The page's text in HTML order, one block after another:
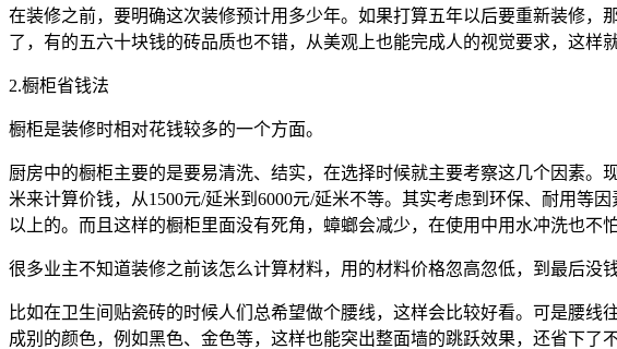
在装修之前，要明确这次装修预计用多少年。如果打算五年以后要重新装修
了，有的五六十块钱的砖品质也不错，从美观上也能完成人的视觉要求，这样
2.橱柜省钱法
橱柜是装修时相对花钱较多的一个方面。
厨房中的橱柜主要的是要易清洗、结实，在选择时候就主要考察这几个因素
米来计算价钱，从1500元/延米到6000元/延米不等。其实考虑到环保、耐用
以上的。而且这样的橱柜里面没有死角，蟑螂会减少，在使用中用水冲洗也不
很多业主不知道装修之前该怎么计算材料，用的材料价格忽高忽低，到最后没
比如在卫生间贴瓷砖的时候人们总希望做个腰线，这样会比较好看。可是腰
成别的颜色，例如黑色、金色等，这样也能突出整面墙的跳跃效果，还省下了不